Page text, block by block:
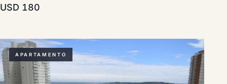
USD 180
APARTAMENTO